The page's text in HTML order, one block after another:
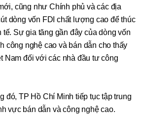
cũng như Chính phủ và các địa
dòng vốn FDI chất lượng cao để thúc
Sự gia tăng gần đây của dòng vốn
công nghệ cao và bán dẫn cho thấy
Nam đối với các nhà đầu tư công
đó, TP Hồ Chí Minh tiếp tục tập trung
vực bán dẫn và công nghệ cao.